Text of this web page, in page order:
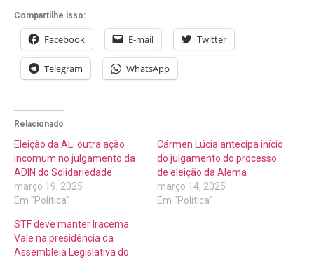
Compartilhe isso:
Facebook E-mail Twitter
Telegram WhatsApp
Relacionado
Eleição da AL: outra ação
incomum no julgamento da
ADIN do Solidariedade
março 19, 2025
Em "Política"
Cármen Lúcia antecipa início
do julgamento do processo
de eleição da Alema
março 14, 2025
Em "Política"
STF deve manter Iracema
Vale na presidência da
Assembleia Legislativa do